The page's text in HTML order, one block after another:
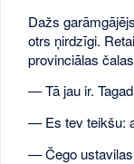
Dažs
otrs ņirdzīgi.
provinciālas
— Tā jau ir.
— Es tev teikšu:
— Čego